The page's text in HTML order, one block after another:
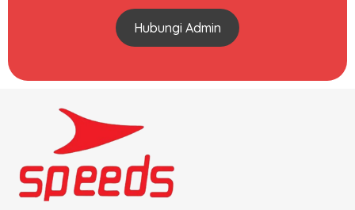
Hubungi Admin